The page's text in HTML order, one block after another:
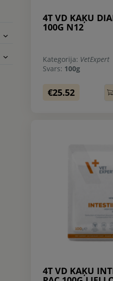
4T VD KAĶU
100G N12
Kategorija: VetExpert
Svars: 100g
€25.52
4T VD KAĶU